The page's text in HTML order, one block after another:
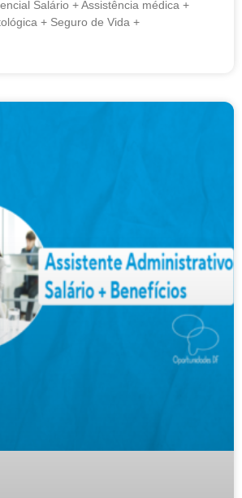
Salário + Assistência médica +
+ Seguro de Vida +